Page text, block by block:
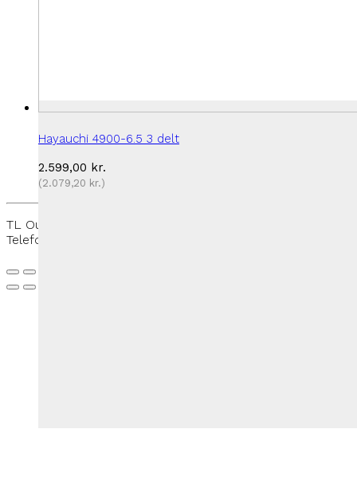
Hayauchi 4900-6.5 3 delt
2.599,00 kr.
(2.079,20 kr.)
TL Outdoor - Rantzausmindevej 109, 5700 Svendborg -
Telefon: